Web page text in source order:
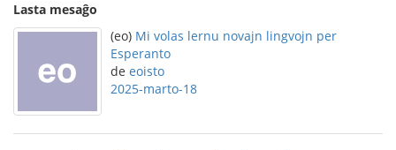
Lasta mesaĝo
(eo) Mi volas lernu novajn lingvojn per
Esperanto
de eoisto
2025-marto-18